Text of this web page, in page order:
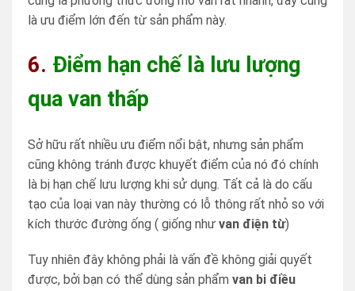
là ưu điểm lớn đến từ sản phẩm này.
6. Điểm hạn chế là lưu lượng
qua van thấp
Sở hữu rất nhiều ưu điểm nổi bật, nhưng sản phẩm
cũng không tránh được khuyết điểm của nó đó chính
là bị hạn chế lưu lượng khi sử dụng. Tất cả là do cấu
tạo của loại van này thường có lỗ thông rất nhỏ so với
kích thước đường ống ( giống như van điện từ)
Tuy nhiên đây không phải là vấn đề không giải quyết
được, bởi bạn có thể dùng sản phẩm van bi điều